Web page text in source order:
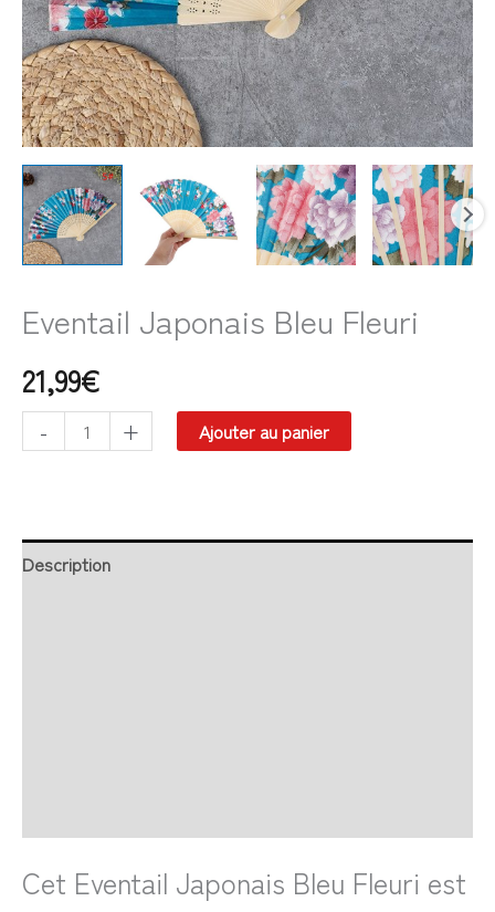
Eventail Japonais Bleu Fleuri
21,99€
- + Ajouter au panier
Description
Cet Eventail Japonais Bleu Fleuri est